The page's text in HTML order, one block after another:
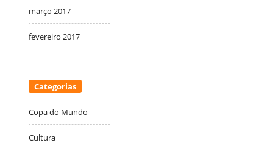
março 2017
fevereiro 2017
Categorias
Copa do Mundo
Cultura